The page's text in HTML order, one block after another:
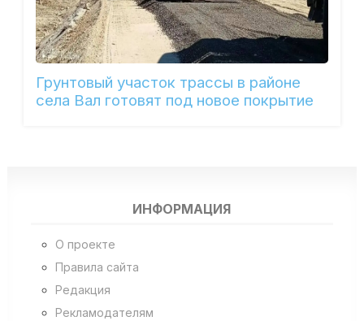
Грунтовый участок трассы в районе
села Вал готовят под новое покрытие
ИНФОРМАЦИЯ
О проекте
Правила сайта
Редакция
Рекламодателям